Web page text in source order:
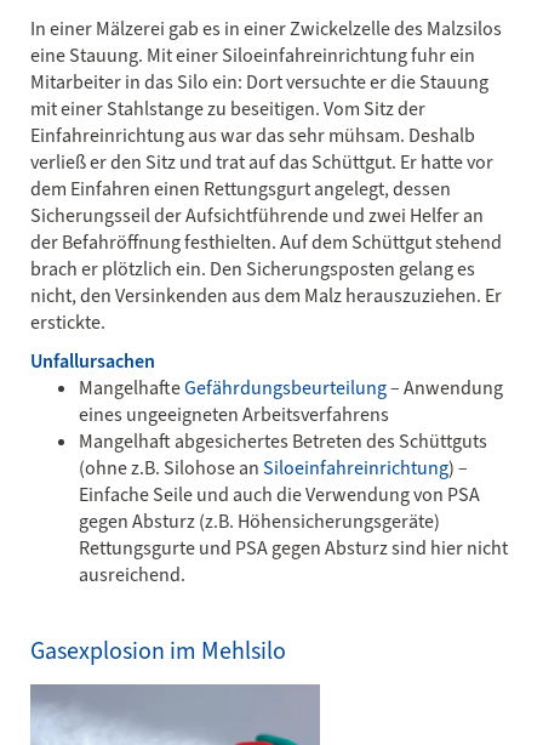
In einer Mälzerei gab es in einer Zwickelzelle des Malzsilos
eine Stauung. Mit einer Siloeinfahreinrichtung fuhr ein
Mitarbeiter in das Silo ein: Dort versuchte er die Stauung
mit einer Stahlstange zu beseitigen. Vom Sitz der
Einfahreinrichtung aus war das sehr mühsam. Deshalb
verließ er den Sitz und trat auf das Schüttgut. Er hatte vor
dem Einfahren einen Rettungsgurt angelegt, dessen
Sicherungsseil der Aufsichtführende und zwei Helfer an
der Befahröffnung festhielten. Auf dem Schüttgut stehend
brach er plötzlich ein. Den Sicherungsposten gelang es
nicht, den Versinkenden aus dem Malz herauszuziehen. Er
erstickte.
Unfallursachen
MangelhafteGefährdungsbeurteilung– Anwendung
eines ungeeigneten Arbeitsverfahrens
Mangelhaft abgesichertes Betreten des Schüttguts
(ohne z.B. Silohose anSiloeinfahreinrichtung) –
Einfache Seile und auch die Verwendung von PSA
gegen Absturz (z.B. Höhensicherungsgeräte)
Rettungsgurte und PSA gegen Absturz sind hier nicht
ausreichend.
Gasexplosion im Mehlsilo